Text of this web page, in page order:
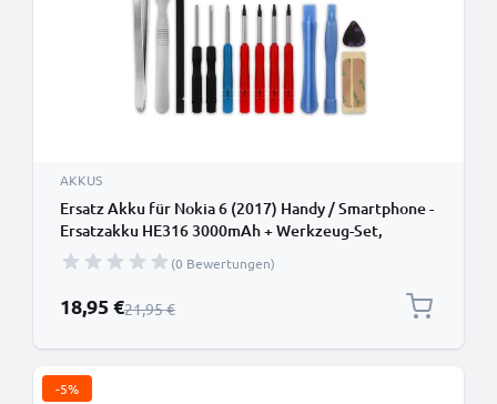
AKKUS
Ersatz Akku für Nokia 6 (2017) Handy / Smartphone -
Ersatzakku HE316 3000mAh + Werkzeug-Set,
Handyakku
(0 Bewertungen)
Sonderpreis
18,95 €Regulärer Preis
21,95 €
-5%